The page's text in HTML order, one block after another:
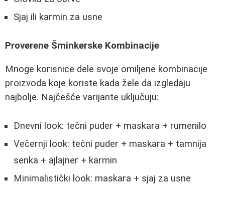
Sjaj ili karmin za usne
Proverene Šminkerske Kombinacije
Mnoge korisnice dele svoje omiljene kombinacije
proizvoda koje koriste kada žele da izgledaju
najbolje. Najčešće varijante uključuju:
Dnevni look: tečni puder + maskara + rumenilo
Večernji look: tečni puder + maskara + tamnija
senka + ajlajner + karmin
Minimalistički look: maskara + sjaj za usne